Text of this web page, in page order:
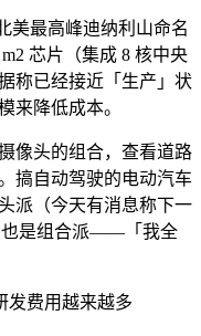
美最高峰迪纳利山命名
芯片（集成 8 核中央
称已经接近「生产」状
来降低成本。
像头的组合，查看道路
搞自动驾驶的电动汽车
派（今天有消息称下一
也是组合派——「我全
发费用越来越多